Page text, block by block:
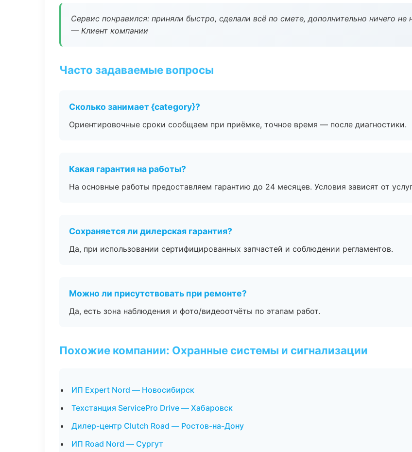
Сервис понравился: приняли быстро, сделали всё по смете, дополнительно ничего не
— Клиент компании
Часто задаваемые вопросы
Сколько занимает {category}?
Ориентировочные сроки сообщаем при приёмке, точное время — после диагностики.
Какая гарантия на работы?
На основные работы предоставляем гарантию до 24 месяцев. Условия зависят от
Сохраняется ли дилерская гарантия?
Да, при использовании сертифицированных запчастей и соблюдении регламентов.
Можно ли присутствовать при ремонте?
Да, есть зона наблюдения и фото/видеоотчёты по этапам работ.
Похожие компании: Охранные системы и сигнализации
ИП Expert Nord — Новосибирск
Техстанция ServicePro Drive — Хабаровск
Дилер-центр Clutch Road — Ростов-на-Дону
ИП Road Nord — Сургут